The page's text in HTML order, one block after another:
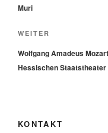
Muri
Nächster
Beitrag
WEITER
Wolfgang Amadeus
Hessischen Staatstheater
KONTAKT